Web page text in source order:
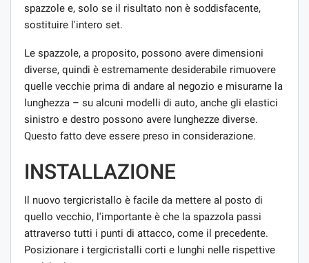
spazzole e, solo se il risultato non è soddisfacente,
sostituire l'intero set.
Le spazzole, a proposito, possono avere dimensioni
diverse, quindi è estremamente desiderabile rimuovere
quelle vecchie prima di andare al negozio e misurarne la
lunghezza – su alcuni modelli di auto, anche gli elastici
sinistro e destro possono avere lunghezze diverse.
Questo fatto deve essere preso in considerazione.
INSTALLAZIONE
Il nuovo tergicristallo è facile da mettere al posto di
quello vecchio, l'importante è che la spazzola passi
attraverso tutti i punti di attacco, come il precedente.
Posizionare i tergicristalli corti e lunghi nelle rispettive